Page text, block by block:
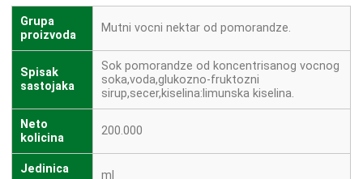
Grupa
proizvoda
Mutni vocni nektar od pomorandze.
Spisak
sastojaka
Sok pomorandze od koncentrisanog vocnog
soka,voda,glukozno-fruktozni
sirup,secer,kiselina:limunska kiselina.
Neto
kolicina
200.000
Jedinica
ml